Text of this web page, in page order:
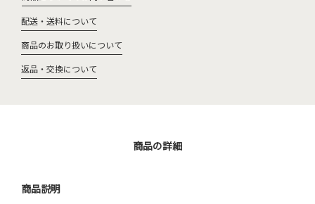
配送・送料について
商品のお取り扱いについて
返品・交換について
商品の詳細
商品説明